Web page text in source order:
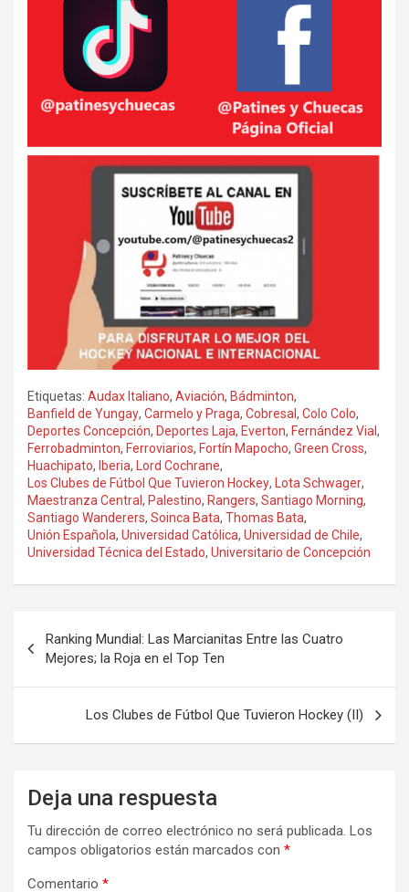
Etiquetas: Audax Italiano, Aviación, Bádminton,
Banfield de Yungay, Carmelo y Praga, Cobresal, Colo Colo,
Deportes Concepción, Deportes Laja, Everton, Fernández Vial,
Ferrobadminton, Ferroviarios, Fortín Mapocho, Green Cross,
Huachipato, Iberia, Lord Cochrane,
Los Clubes de Fútbol Que Tuvieron Hockey, Lota Schwager,
Maestranza Central, Palestino, Rangers, Santiago Morning,
Santiago Wanderers, Soinca Bata, Thomas Bata,
Unión Española, Universidad Católica, Universidad de Chile,
Universidad Técnica del Estado, Universitario de Concepción
de
entradas
Ranking Mundial: Las Marcianitas Entre las Cuatro
Mejores; la Roja en el Top Ten
Los Clubes de Fútbol Que Tuvieron Hockey (II)
Deja una respuesta
Tu dirección de correo electrónico no será publicada. Los
campos obligatorios están marcados con *
Comentario *